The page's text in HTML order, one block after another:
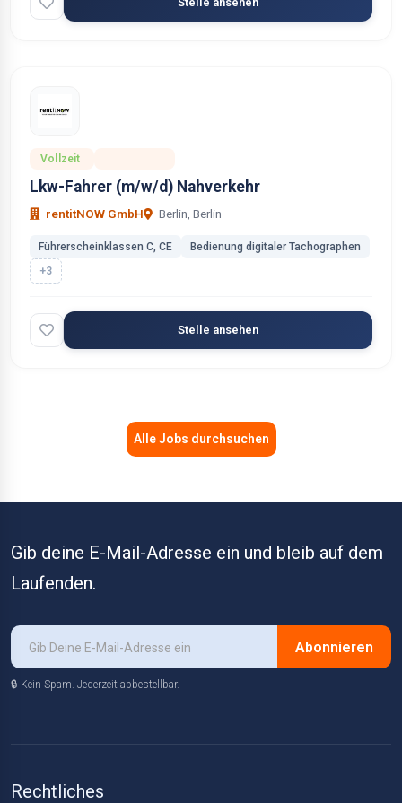
Vollzeit
Lkw-Fahrer (m/w/d) Nahverkehr
rentitNOW GmbH Berlin, Berlin
Führerscheinklassen C, CE
Bedienung digitaler Tachographen
+3
Stelle ansehen
Alle Jobs durchsuchen
Gib deine E-Mail-Adresse ein und bleib auf dem
Laufenden.
Abonnieren
🔒 Kein Spam. Jederzeit abbestellbar.
Rechtliches